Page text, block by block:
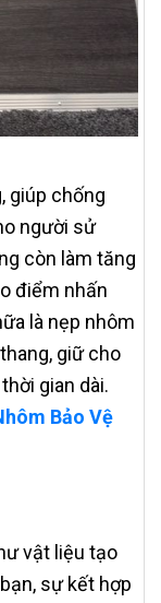
giúp chống
người sử
còn làm tăng
điểm nhấn
là nẹp nhôm
giữ cho
gian dài.
Bảo Vệ
vật liệu tạo
sự kết hợp